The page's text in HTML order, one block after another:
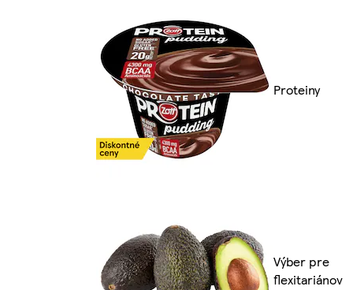
Proteiny
Výber pre
flexitariánov